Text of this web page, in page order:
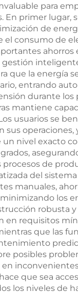
para
En primer lugar,
de
el consumo de
ahorros
gestión
que la energía
entrando
durante los
mantiene
usuarios se
sus operaciones,
nivel exacto
de
del
manuales,
los
robusta
en requisitos
que las
posibles
que sea
los niveles de